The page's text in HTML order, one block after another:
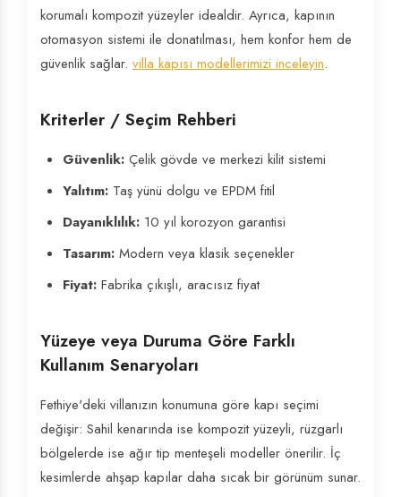
korumalı kompozit yüzeyler idealdir. Ayrıca, kapının
otomasyon sistemi ile donatılması, hem konfor hem de
güvenlik sağlar. villa kapısı modellerimizi inceleyin.
Kriterler / Seçim Rehberi
Güvenlik: Çelik gövde ve merkezi kilit sistemi
Yalıtım: Taş yünü dolgu ve EPDM fitil
Dayanıklılık: 10 yıl korozyon garantisi
Tasarım: Modern veya klasik seçenekler
Fiyat: Fabrika çıkışlı, aracısız fiyat
Yüzeye veya Duruma Göre Farklı
Kullanım Senaryoları
Fethiye'deki villanızın konumuna göre kapı seçimi
değişir: Sahil kenarında ise kompozit yüzeyli, rüzgarlı
bölgelerde ise ağır tip menteşeli modeller önerilir. İç
kesimlerde ahşap kapılar daha sıcak bir görünüm sunar.